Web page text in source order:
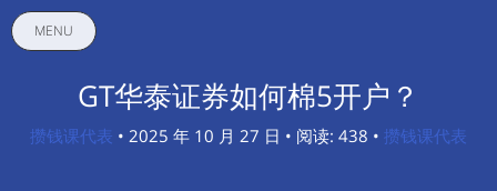
MENU
GT华泰证券如何棉5开户？
攒钱课代表 • 2025 年 10 月 27 日 • 阅读: 438 • 攒钱课代表